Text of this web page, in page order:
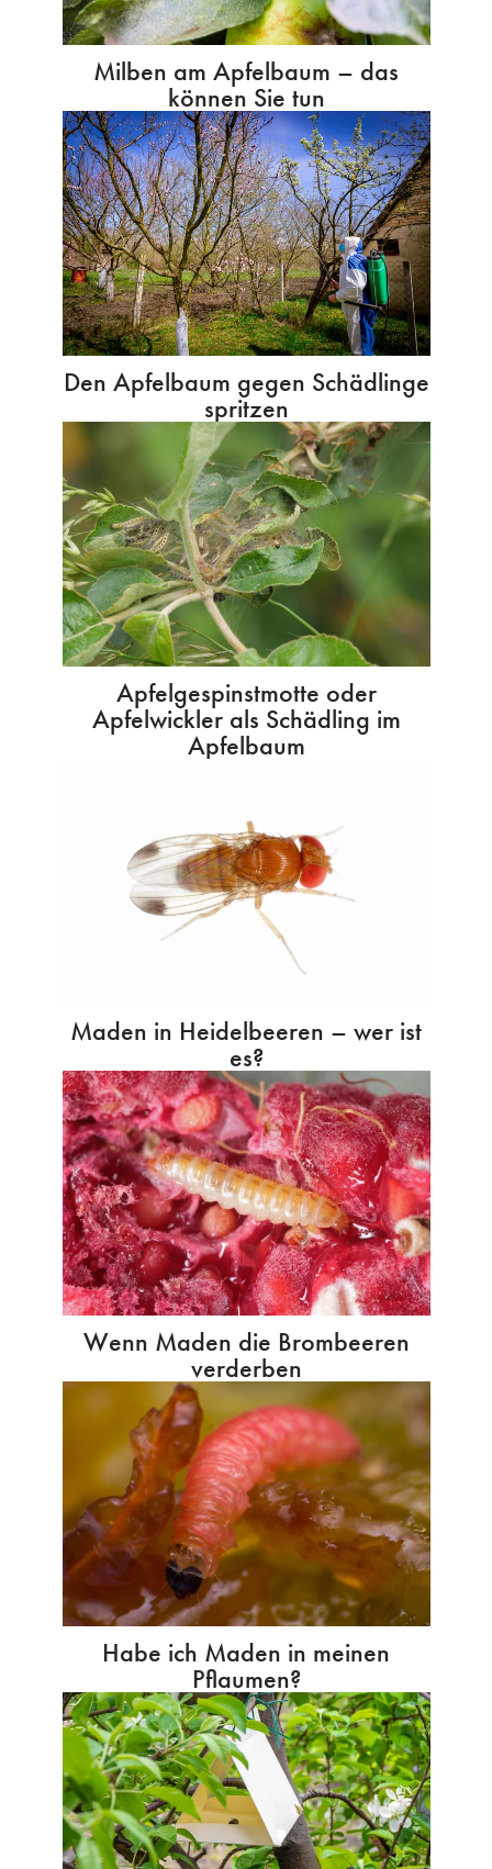
Milben am Apfelbaum – das
können Sie tun
Den Apfelbaum gegen Schädlinge
spritzen
Apfelgespinstmotte oder
Apfelwickler als Schädling im
Apfelbaum
Maden in Heidelbeeren – wer ist
es?
Wenn Maden die Brombeeren
verderben
Habe ich Maden in meinen
Pflaumen?